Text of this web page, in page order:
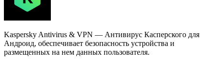
Kaspersky Antivirus & VPN — Антивирус Касперского для
Андроид, обеспечивает безопасность устройства и
размещенных на нем данных пользователя.